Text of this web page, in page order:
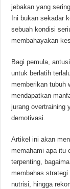
jebakan yang
Ini bukan sekadar
sebuah kondisi
membahayakan
Bagi pemula,
untuk berlatih
memberikan tubuh
mendapatkan
jurang overtraining
demotivasi.
Artikel ini akan
memahami apa itu
terpenting,
membahas
nutrisi, hingga